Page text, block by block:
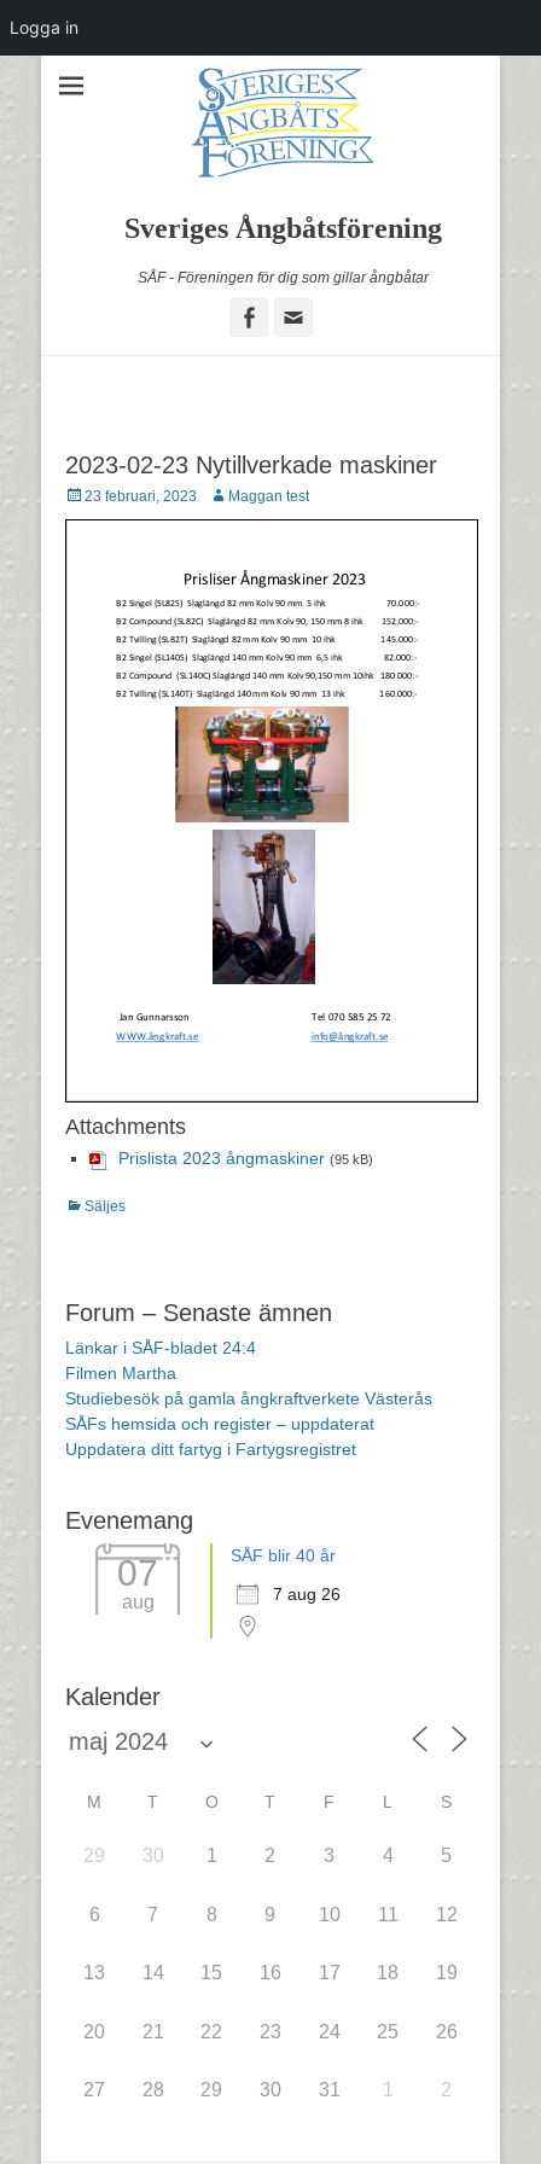
Sveriges Ångbåtsförening
SÅF - Föreningen för dig som gillar ångbåtar
Facebook
2023-02-23 Nytillverkade maskiner
Postades
den
23 februari, 2023 Författare
Maggan test
Attachments
Prislista 2023 ångmaskiner (95 kB)
Kategorier
Säljes
Forum – Senaste ämnen
Länkar i SÅF-bladet 24:4
Filmen Martha
Studiebesök på gamla ångkraftverkete Västerås
SÅFs hemsida och register – uppdaterat
Uppdatera ditt fartyg i Fartygsregistret
Evenemang
07
aug
SÅF blir 40 år
7 aug 26
Kalender
M T O T F L S
29 30 1 2 3 4 5
6 7 8 9 10 11 12
13 14 15 16 17 18 19
20 21 22 23 24 25 26
27 28 29 30 31 1 2
Logga in